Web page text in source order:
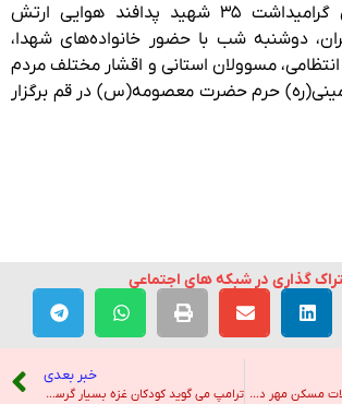
قم – ایرنا – آیین گرامیداشت ۳۵ شهید پدافند هوایی ارتش
دوشنبه شب با حضور خانواده‌های شهدا،
مسوولان استانی و اقشار مختلف مردم
حرم حضرت معصومه(س) در قم برگزار
گذاری در شبکه های اجتماعی
بررسی میدانی مشکلات مسکن مهر دهدشت – خبرگزاری تسنیم
خبر بعدی
ترامپ می گوید کودکان غزه بسیار گرسنه به نظر می رسند ، “ادعای نتانیاهو مبنی بر عدم گرسنگی را به چالش می کشد – هندوستان امروز